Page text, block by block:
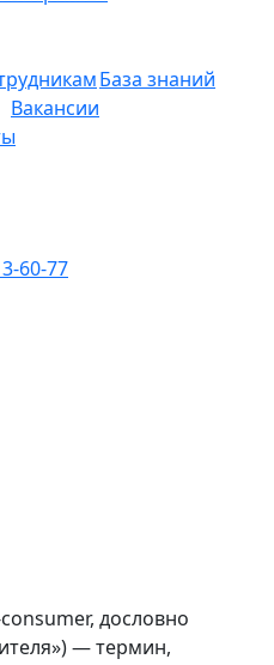
Вакансии
База знаний
60-77
дословно
— термин,